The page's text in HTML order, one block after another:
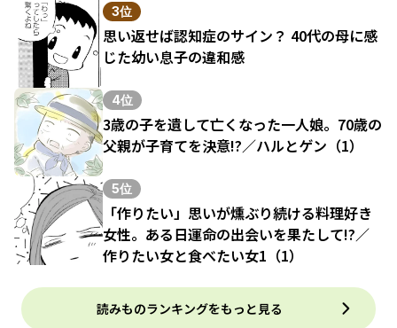
3位
思い返せば認知症のサイン？ 40代の母に感
じた幼い息子の違和感
4位
3歳の子を遺して亡くなった一人娘。70歳の
父親が子育てを決意!?／ハルとゲン（1）
5位
「作りたい」思いが燻ぶり続ける料理好き
女性。ある日運命の出会いを果たして!?／
作りたい女と食べたい女1（1）
読みものランキングをもっと見る